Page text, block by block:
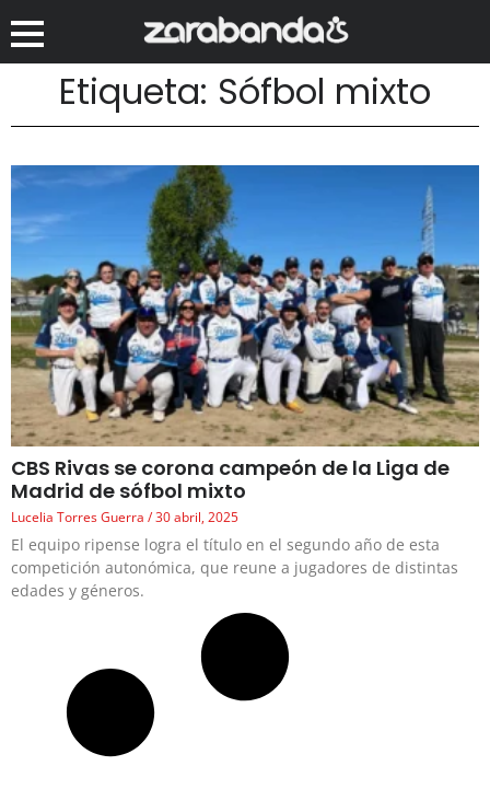
Etiqueta: Sófbol mixto
CBS Rivas se corona campeón de la Liga de
Madrid de sófbol mixto
Lucelia Torres Guerra 30 abril, 2025
El equipo ripense logra el título en el segundo año de esta
competición autonómica, que reune a jugadores de distintas
edades y géneros.